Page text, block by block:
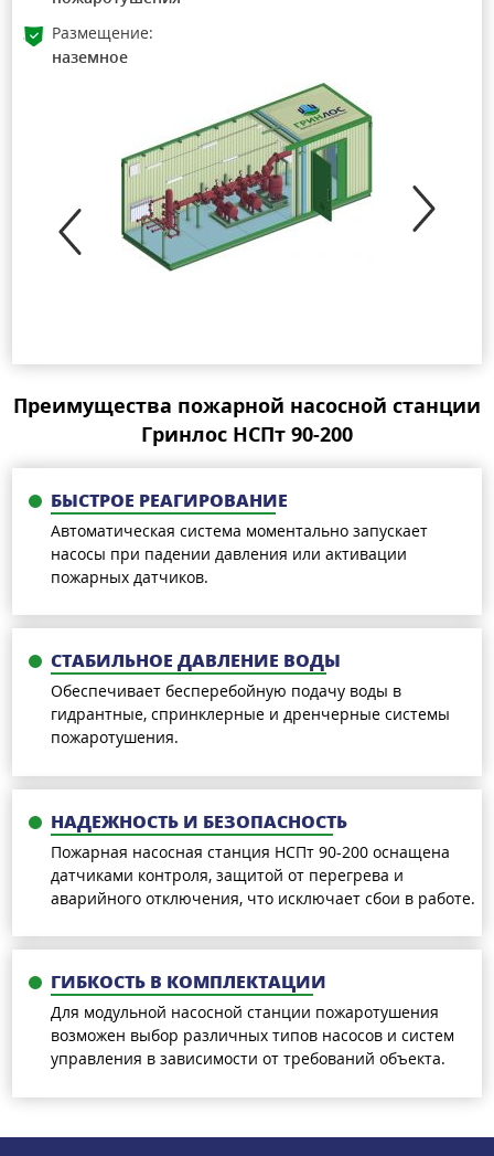
Размещение:
наземное
Преимущества пожарной насосной станции
Гринлос НСПт 90-200
БЫСТРОЕ РЕАГИРОВАНИЕ
Автоматическая система моментально запускает
насосы при падении давления или активации
пожарных датчиков.
СТАБИЛЬНОЕ ДАВЛЕНИЕ ВОДЫ
Обеспечивает бесперебойную подачу воды в
гидрантные, спринклерные и дренчерные системы
пожаротушения.
НАДЕЖНОСТЬ И БЕЗОПАСНОСТЬ
Пожарная насосная станция НСПт 90-200 оснащена
датчиками контроля, защитой от перегрева и
аварийного отключения, что исключает сбои в работе.
ГИБКОСТЬ В КОМПЛЕКТАЦИИ
Для модульной насосной станции пожаротушения
возможен выбор различных типов насосов и систем
управления в зависимости от требований объекта.